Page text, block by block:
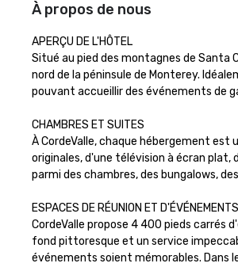
À propos de nous
APERÇU DE L'HÔTEL
Situé au pied des montagnes de Santa
nord de la péninsule de Monterey.
pouvant accueillir des événements de
CHAMBRES ET SUITES
À CordeValle, chaque hébergement
originales, d'une télévision à écran plat,
parmi des chambres, des bungalows,
ESPACES DE RÉUNION ET D'ÉVÉNEMENTS
CordeValle propose 4 400 pieds carrés
fond pittoresque et un service
événements soient mémorables. Dans